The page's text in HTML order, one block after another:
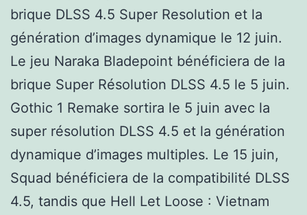
brique DLSS 4.5 Super Resolution et la
génération d’images dynamique le 12 juin.
Le jeu Naraka Bladepoint bénéficiera de la
brique Super Résolution DLSS 4.5 le 5 juin.
Gothic 1 Remake sortira le 5 juin avec la
super résolution DLSS 4.5 et la génération
dynamique d’images multiples. Le 15 juin,
Squad bénéficiera de la compatibilité DLSS
4.5, tandis que Hell Let Loose : Vietnam